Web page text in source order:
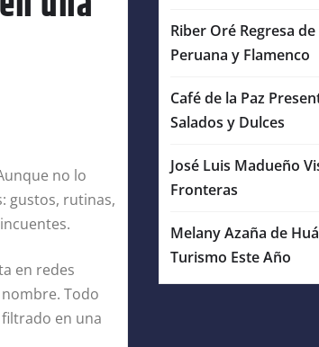
no lo
gustos, rutinas,
en redes
Todo
en una
Riber Oré Regresa
Peruana y Flamenco
Café de la Paz
Salados y Dulces
José Luis Madueño
Fronteras
Melany Azaña de
Turismo Este Año